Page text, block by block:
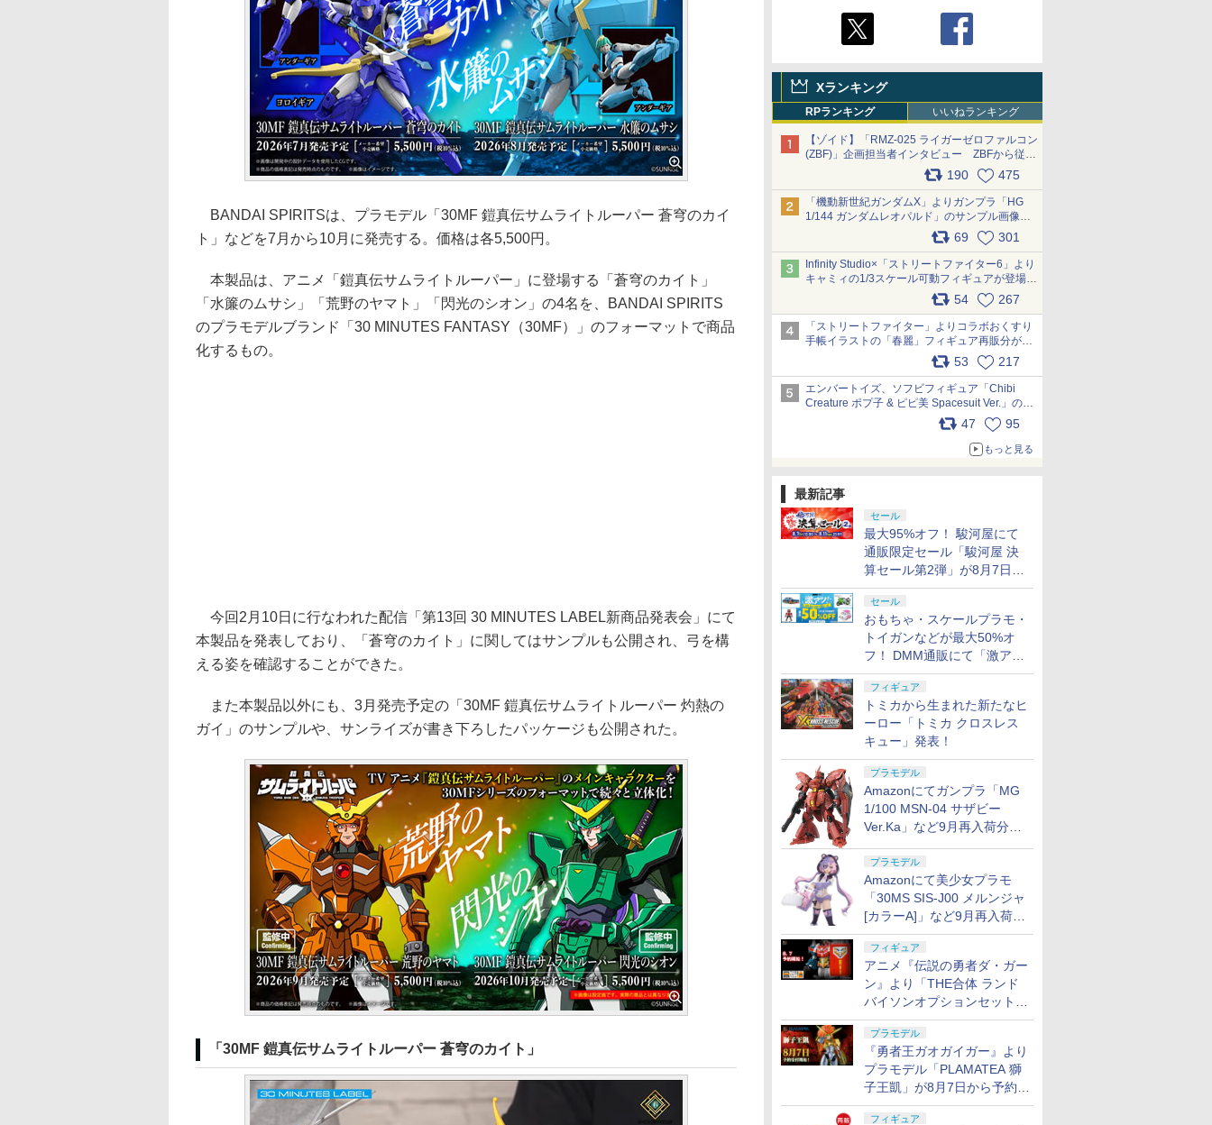
Xランキング
RPランキング いいねランキング
【ゾイド】「RMZ-025 ライガーゼロファルコン
(ZBF)」企画担当者インタビュー ZBFから従来
デザインまで再現可能なボリューム満点のキッ
ト pic.x.com/6zOqQAQKkX
190 475
「機動新世紀ガンダムX」よりガンプラ「HG
1/144 ガンダムレオパルド」のサンプル画像が
69 301
Infinity Studio×「ストリートファイター6」より
キャミィの1/3スケール可動フィギュアが登場
54 267
「ストリートファイター」よりコラボおくすり
手帳イラストの「春麗」フィギュア再販分が本
日出荷開始 pic.x.com/toUc1MHr41
53 217
エンバートイズ、ソフビフィギュア「Chibi
Creature ポプ子 & ピピ美 Spacesuit Ver.」の発
売中止を発表 pic.x.com/Ri45iFeYjn
47 95
もっと見る
最新記事
セール
最大95%オフ！ 駿河屋にて
通販限定セール「駿河屋 決
算セール第2弾」が8月7日12
時より開催
セール
おもちゃ・スケールプラモ・
トイガンなどが最大50%オ
フ！ DMM通販にて「激ア
ツ！おもちゃ・ホビー夏セー
ル」が開催
フィギュア
トミカから生まれた新たなヒ
ーロー「トミカ クロスレス
キュー」発表！
プラモデル
Amazonにてガンプラ「MG
1/100 MSN-04 サザビー
Ver.Ka」など9月再入荷分が
プラモデル
Amazonにて美少女プラモ
「30MS SIS-J00 メルンジャ
[カラーA]」など9月再入荷分
が販売再開！
フィギュア
アニメ『伝説の勇者ダ・ガー
ン』より「THE合体 ランド
バイソンオプションセット」
が8月7日から予約受付開始！
プラモデル
『勇者王ガオガイガー』より
プラモデル「PLAMATEA 獅
子王凱」が8月7日から予約受
付開始！
フィギュア
BANDAI SPIRITSは、プラモデル「30MF 鎧真伝サムライトルーパー 蒼穹のカイ
ト」などを7月から10月に発売する。価格は各5,500円。
本製品は、アニメ「鎧真伝サムライトルーパー」に登場する「蒼穹のカイト」
「水簾のムサシ」「荒野のヤマト」「閃光のシオン」の4名を、BANDAI SPIRITS
のプラモデルブランド「30 MINUTES FANTASY（30MF）」のフォーマットで商品
化するもの。
今回2月10日に行なわれた配信「第13回 30 MINUTES LABEL新商品発表会」にて
本製品を発表しており、「蒼穹のカイト」に関してはサンプルも公開され、弓を構
える姿を確認することができた。
また本製品以外にも、3月発売予定の「30MF 鎧真伝サムライトルーパー 灼熱の
ガイ」のサンプルや、サンライズが書き下ろしたパッケージも公開された。
「30MF 鎧真伝サムライトルーパー 蒼穹のカイト」